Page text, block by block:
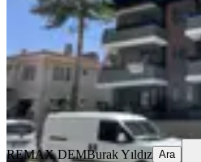
1+1·65 m² 2.
16.500 ₺
REMAX DEM Burak Yıldız
Ara
REMAX DEMBurak Yıldız Ara